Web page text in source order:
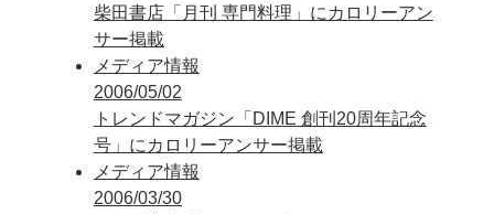
柴田書店「月刊 専門料理」にカロリーアン
サー掲載
メディア情報
2006/05/02
トレンドマガジン「DIME 創刊20周年記念
号」にカロリーアンサー掲載
メディア情報
2006/03/30